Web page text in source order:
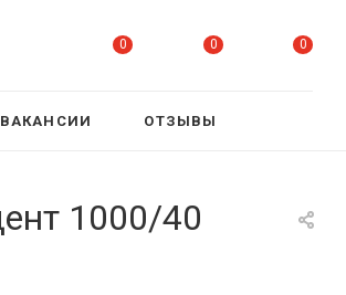
0 0 0
ВАКАНСИИ ОТЗЫВЫ
1000/40